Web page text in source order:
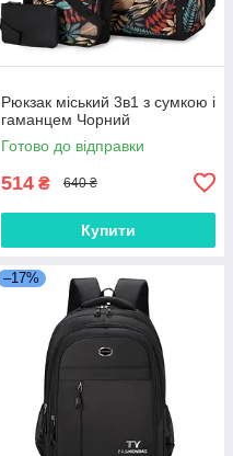
Рюкзак міський 3в1 з сумкою і
гаманцем Чорний
Готово до відправки
514 ₴ 640 ₴
Купити
–17%